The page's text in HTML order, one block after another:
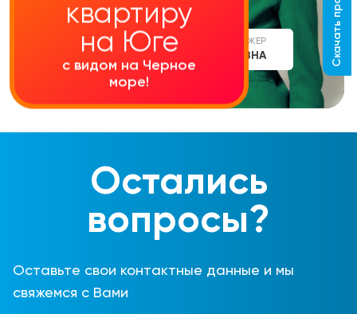
СТАРШИЙ МЕНЕДЖЕР
АЛИНА СЕРГЕЕВНА
Остались
вопросы?
Оставьте свои контактные данные и мы
свяжемся с Вами
квартиру
на Юге
с видом на Черное
море!